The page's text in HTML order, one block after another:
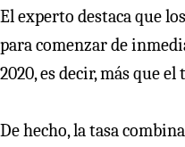
El experto destaca que
para comenzar de
2020, es decir, más que
De hecho, la tasa